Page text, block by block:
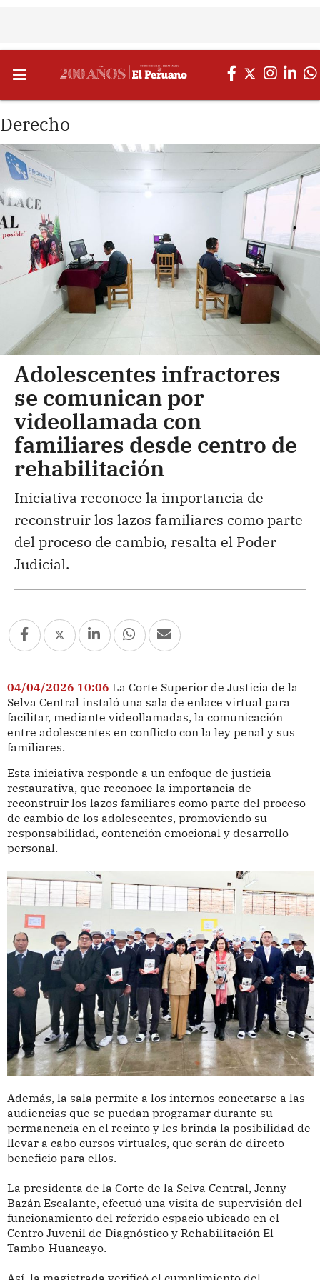
Derecho
Adolescentes infractores
se comunican por
videollamada con
familiares desde centro de
rehabilitación
Iniciativa reconoce la importancia de
reconstruir los lazos familiares como parte
del proceso de cambio, resalta el Poder
Judicial.
04/04/2026 10:06 La Corte Superior de Justicia de la
Selva Central instaló una sala de enlace virtual para
facilitar, mediante videollamadas, la comunicación
entre adolescentes en conflicto con la ley penal y sus
familiares.
Esta iniciativa responde a un enfoque de justicia
restaurativa, que reconoce la importancia de
reconstruir los lazos familiares como parte del proceso
de cambio de los adolescentes, promoviendo su
responsabilidad, contención emocional y desarrollo
personal.
Además, la sala permite a los internos conectarse a las
audiencias que se puedan programar durante su
permanencia en el recinto y les brinda la posibilidad de
llevar a cabo cursos virtuales, que serán de directo
beneficio para ellos.
La presidenta de la Corte de la Selva Central, Jenny
Bazán Escalante, efectuó una visita de supervisión del
funcionamiento del referido espacio ubicado en el
Centro Juvenil de Diagnóstico y Rehabilitación El
Tambo-Huancayo.